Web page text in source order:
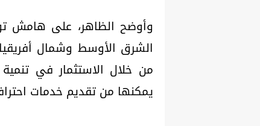
الشرق الأوسط وشمال
من خلال الاستثمار في تنمية
يمكنها من تقديم خدمات